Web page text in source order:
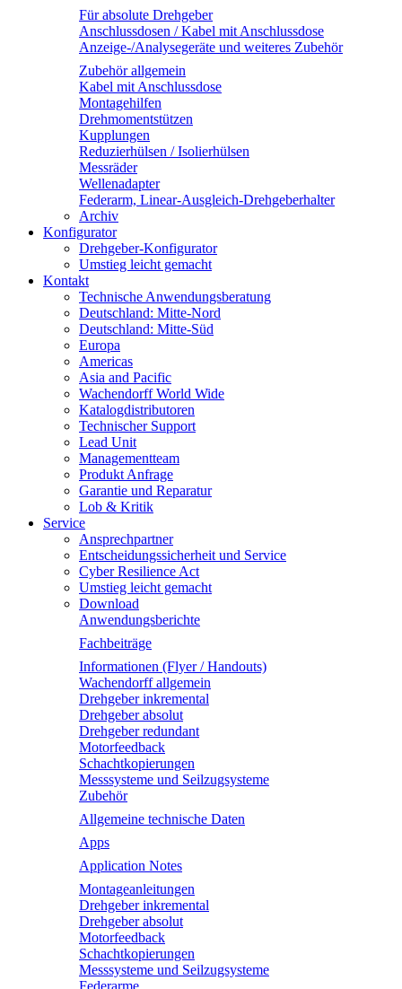
Für absolute Drehgeber
Anschlussdosen / Kabel mit Anschlussdose
Anzeige-/Analysegeräte und weiteres Zubehör
Zubehör allgemein
Kabel mit Anschlussdose
Montagehilfen
Drehmomentstützen
Kupplungen
Reduzierhülsen / Isolierhülsen
Messräder
Wellenadapter
Federarm, Linear-Ausgleich-Drehgeberhalter
Archiv
Konfigurator
Drehgeber-Konfigurator
Umstieg leicht gemacht
Kontakt
Technische Anwendungsberatung
Deutschland: Mitte-Nord
Deutschland: Mitte-Süd
Europa
Americas
Asia and Pacific
Wachendorff World Wide
Katalogdistributoren
Technischer Support
Lead Unit
Managementteam
Produkt Anfrage
Garantie und Reparatur
Lob & Kritik
Service
Ansprechpartner
Entscheidungssicherheit und Service
Cyber Resilience Act
Umstieg leicht gemacht
Download
Anwendungsberichte
Fachbeiträge
Informationen (Flyer / Handouts)
Wachendorff allgemein
Drehgeber inkremental
Drehgeber absolut
Drehgeber redundant
Motorfeedback
Schachtkopierungen
Messsysteme und Seilzugsysteme
Zubehör
Allgemeine technische Daten
Apps
Application Notes
Montageanleitungen
Drehgeber inkremental
Drehgeber absolut
Motorfeedback
Schachtkopierungen
Messsysteme und Seilzugsysteme
Federarme